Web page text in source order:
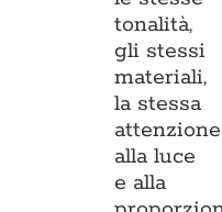
tonalità,
gli stessi
materiali,
la stessa
attenzione
alla luce
e alla